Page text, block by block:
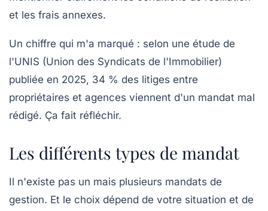
et les frais annexes.
Un chiffre qui m'a marqué : selon une étude de
l'UNIS (Union des Syndicats de l'Immobilier)
publiée en 2025, 34 % des litiges entre
propriétaires et agences viennent d'un mandat mal
rédigé. Ça fait réfléchir.
Les différents types de mandat
Il n'existe pas un mais plusieurs mandats de
gestion. Et le choix dépend de votre situation et de